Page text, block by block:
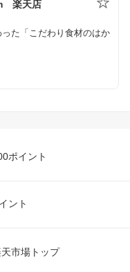
楽天店
た「こだわり食材のはか
ポイント
ント
市場トップ